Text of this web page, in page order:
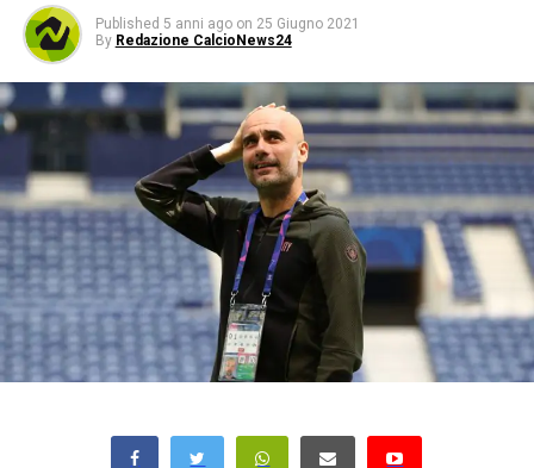
Published 5 anni ago on 25 Giugno 2021
By Redazione CalcioNews24